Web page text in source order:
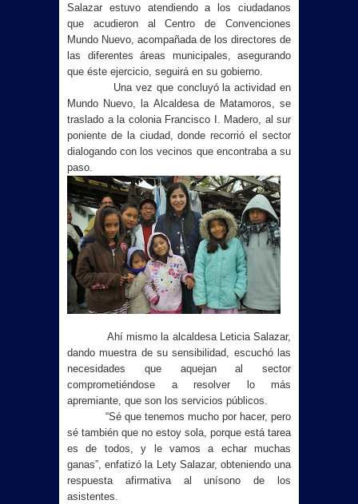
Salazar estuvo atendiendo a los ciudadanos
que acudieron al Centro de Convenciones
Mundo Nuevo, acompañada de los directores de
las diferentes áreas municipales, asegurando
que éste ejercicio, seguirá en su gobierno.
Una vez que concluyó la actividad en
Mundo Nuevo, la Alcaldesa de Matamoros, se
traslado a la colonia Francisco I. Madero, al sur
poniente de la ciudad, donde recorrió el sector
dialogando con los vecinos que encontraba a su
paso.
Ahí mismo la alcaldesa Leticia Salazar,
dando muestra de su sensibilidad, escuchó las
necesidades que aquejan al sector
comprometiéndose a resolver lo más
apremiante, que son los servicios públicos.
“Sé que tenemos mucho por hacer, pero
sé también que no estoy sola, porque está tarea
es de todos, y le vamos a echar muchas
ganas”, enfatizó la Lety Salazar, obteniendo una
respuesta afirmativa al unísono de los
asistentes.